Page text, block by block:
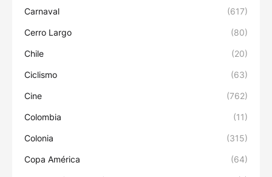
Carnaval (617)
Cerro Largo (80)
Chile (20)
Ciclismo (63)
Cine (762)
Colombia (11)
Colonia (315)
Copa América (64)